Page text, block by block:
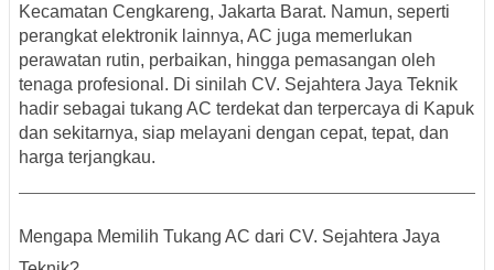
Kecamatan Cengkareng, Jakarta Barat. Namun, seperti
perangkat elektronik lainnya, AC juga memerlukan
perawatan rutin, perbaikan, hingga pemasangan oleh
tenaga profesional. Di sinilah CV. Sejahtera Jaya Teknik
hadir sebagai tukang AC terdekat dan terpercaya di Kapuk
dan sekitarnya, siap melayani dengan cepat, tepat, dan
harga terjangkau.
Mengapa Memilih Tukang AC dari CV. Sejahtera Jaya